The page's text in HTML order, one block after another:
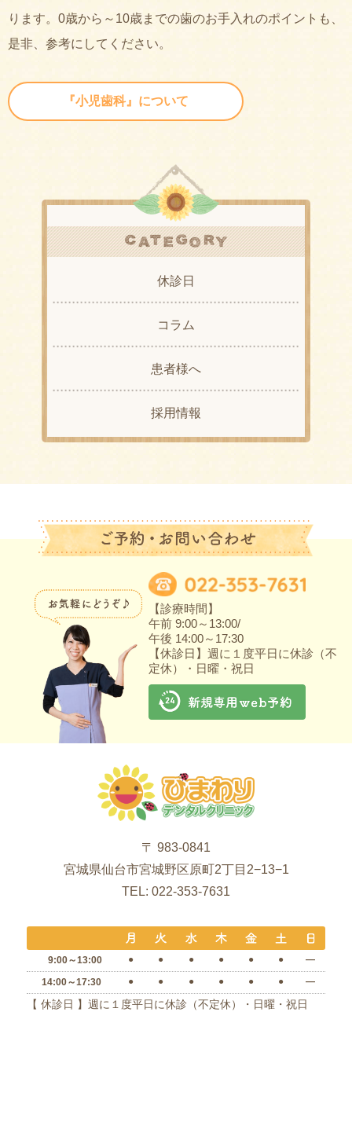
ります。0歳から～10歳までの歯のお手入れのポイントも、
是非、参考にしてください。
『小児歯科』について
休診日
コラム
患者様へ
採用情報
【診療時間】
午前 9:00～13:00/
午後 14:00～17:30
【休診日】週に１度平日に休診（不
定休）・日曜・祝日
〒 983-0841
宮城県仙台市宮城野区原町2丁目2−13−1
TEL: 022-353-7631
9:00～13:00 ● ● ● ● ● ● ―
14:00～17:30 ● ● ● ● ● ● ―
【 休診日 】週に１度平日に休診（不定休）・日曜・祝日